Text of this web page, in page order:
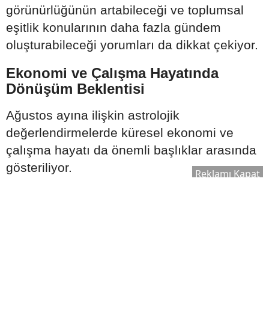
görünürlüğünün artabileceği ve toplumsal
eşitlik konularının daha fazla gündem
oluşturabileceği yorumları da dikkat çekiyor.
Ekonomi ve Çalışma Hayatında
Dönüşüm Beklentisi
Ağustos ayına ilişkin astrolojik
değerlendirmelerde küresel ekonomi ve
çalışma hayatı da önemli başlıklar arasında
gösteriliyor.
Reklamı Kapat